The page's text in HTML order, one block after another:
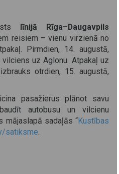
līnijā Rīga–Daugavpils
reisiem – vienu virzienā no
Pirmdien, 14. augustā,
uz Aglonu. Atpakaļ uz
otrdien, 15. augustā,
pasažierus plānot savu
autobusu un vilcienu
mājaslapā sadaļās “Kustības
satiksme